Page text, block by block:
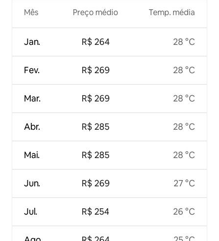
Mês
Jan.
Fev.
Mar.
Abr.
Mai.
Jun.
Jul.
Preço médio
R$ 264
R$ 269
R$ 269
R$ 285
R$ 285
R$ 269
R$ 254
Temp. média
28 °C
28 °C
28 °C
28 °C
28 °C
27 °C
26 °C